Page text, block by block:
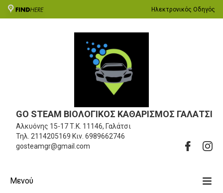
Ηλεκτρονικός Οδηγός
GO STEAM ΒΙΟΛΟΓΙΚΟΣ ΚΑΘΑΡΙΣΜΟΣ ΓΑΛΑΤΣΙ
Αλκυόνης 15-17Τ.Κ. 11146, Γαλάτσι
Τηλ. 2114205169 Κιν. 6989662746
gosteamgr@gmail.com
Μενού